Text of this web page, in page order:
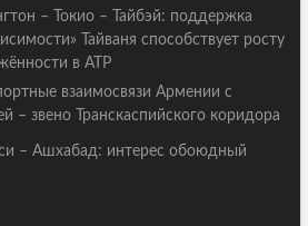
– Токио – Тайбэй: поддержка
Тайваня способствует росту
в АТР
взаимосвязи Армении с
– звено Транскаспийского коридора
– Ашхабад: интерес обоюдный